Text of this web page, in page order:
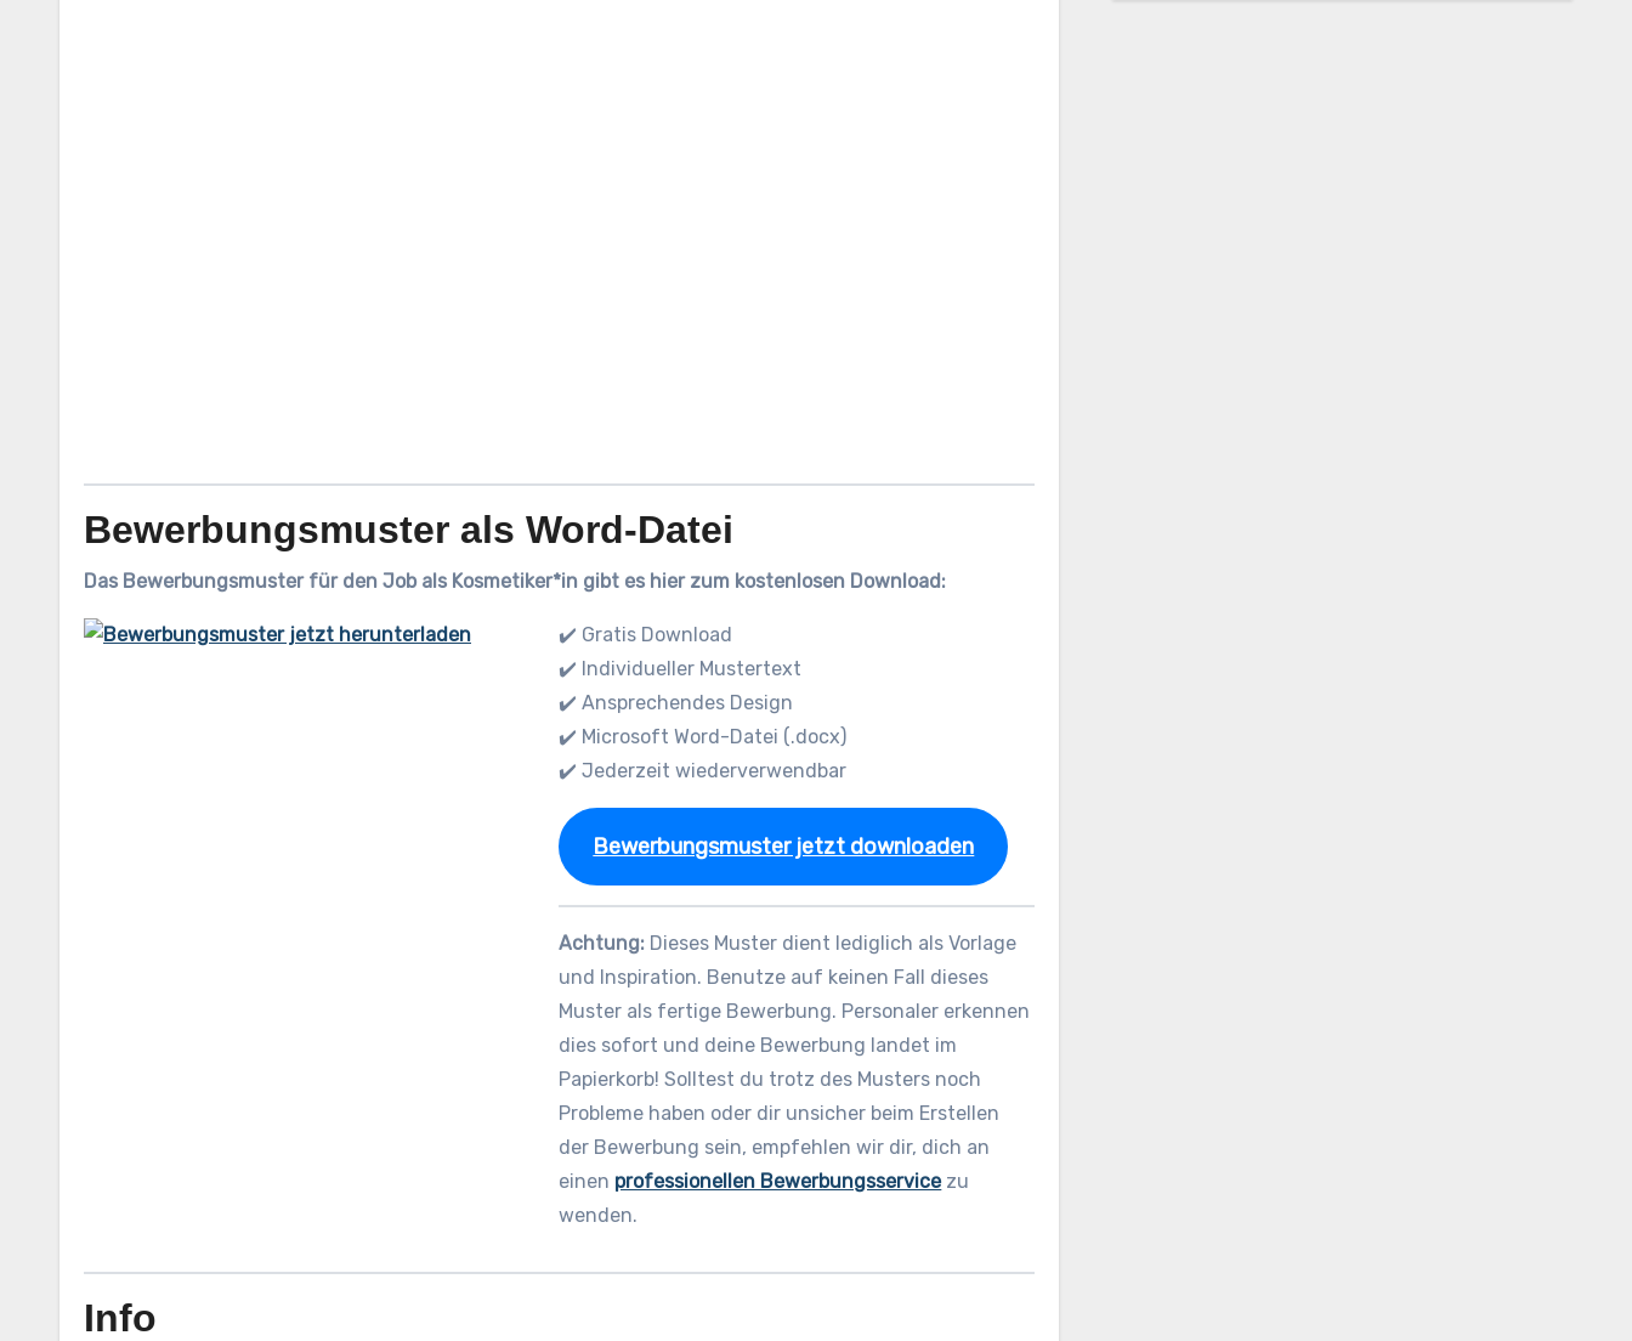
Bewerbungsmuster als Word-Datei
Das Bewerbungsmuster für den Job als Kosmetiker*in gibt es hier zum kostenlosen Download:
✔️ Gratis Download
✔️ Individueller Mustertext
✔️ Ansprechendes Design
✔️ Microsoft Word-Datei (.docx)
✔️ Jederzeit wiederverwendbar
Bewerbungsmuster jetzt downloaden
Achtung: Dieses Muster dient lediglich als Vorlage
und Inspiration. Benutze auf keinen Fall dieses
Muster als fertige Bewerbung. Personaler erkennen
dies sofort und deine Bewerbung landet im
Papierkorb! Solltest du trotz des Musters noch
Probleme haben oder dir unsicher beim Erstellen
der Bewerbung sein, empfehlen wir dir, dich an
einen professionellen Bewerbungsservicezu
wenden.
Info